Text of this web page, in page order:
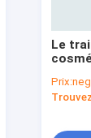
Le
de
Prix: